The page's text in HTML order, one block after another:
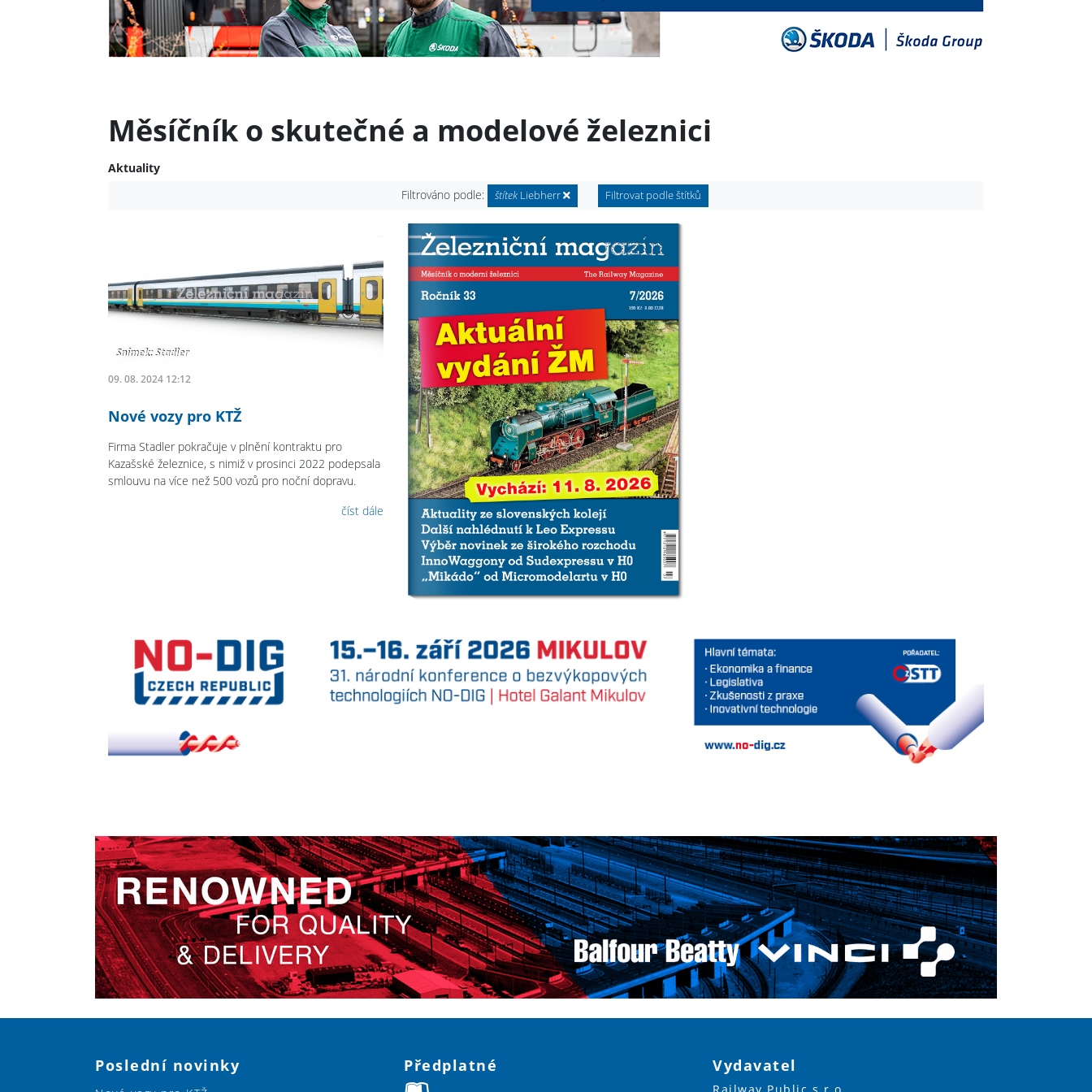
Měsíčník o skutečné a modelové železnici
Aktuality
Filtrováno podle:
štítekLiebherr Filtrovat podle štítků
09. 08. 2024 12:12
Nové vozy pro KTŽ
Firma Stadler pokračuje v plnění kontraktu pro
Kazašské železnice, s nimiž v prosinci 2022 podepsala
smlouvu na více než 500 vozů pro noční dopravu.
číst dále
Poslední novinky Předplatné Vydavatel